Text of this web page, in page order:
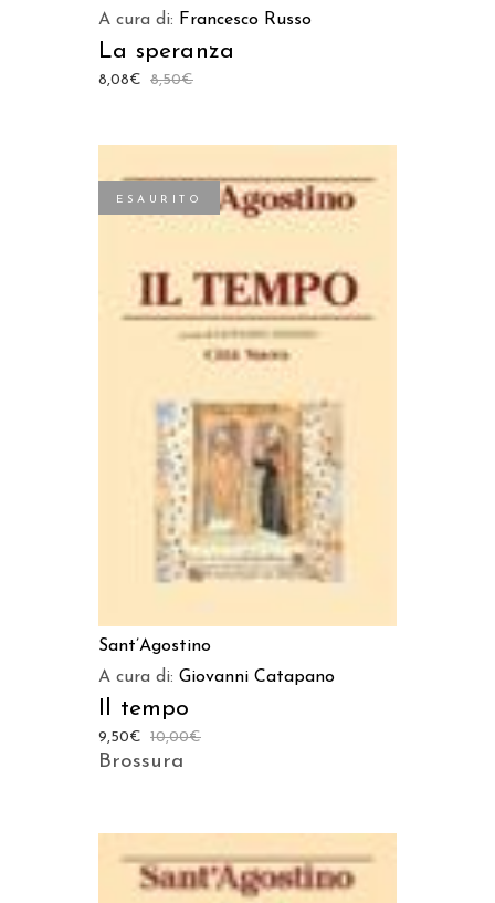
A cura di: Francesco Russo
La speranza
8,50€
8,08€
ESAURITO
Sant’Agostino
A cura di: Giovanni Catapano
Il tempo
10,00€
9,50€
Brossura